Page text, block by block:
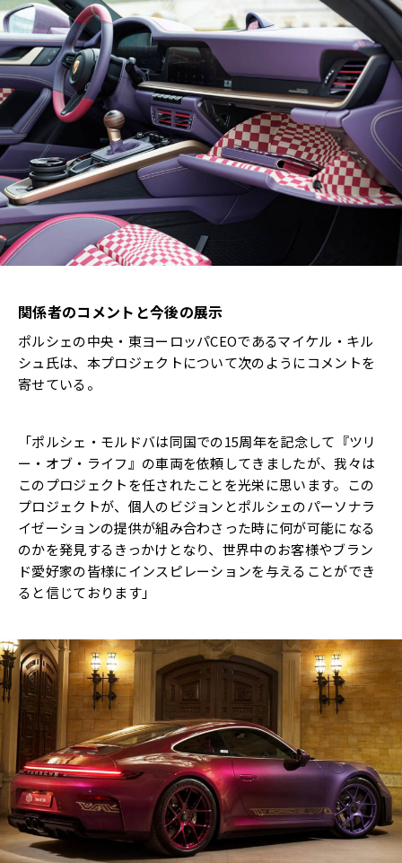
関係者のコメントと今後の展示
ポルシェの中央・東ヨーロッパCEOであるマイケル・キル
シュ氏は、本プロジェクトについて次のようにコメントを
寄せている。
「ポルシェ・モルドバは同国での15周年を記念して『ツリ
ー・オブ・ライフ』の車両を依頼してきましたが、我々は
このプロジェクトを任されたことを光栄に思います。この
プロジェクトが、個人のビジョンとポルシェのパーソナラ
イゼーションの提供が組み合わさった時に何が可能になる
のかを発見するきっかけとなり、世界中のお客様やブラン
ド愛好家の皆様にインスピレーションを与えることができ
ると信じております」